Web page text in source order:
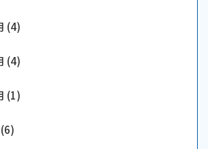
(4)
(4)
(1)